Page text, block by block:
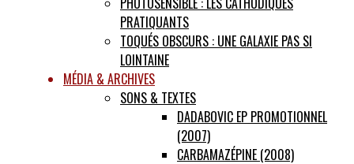
PRATIQUANTS
TOQUÉS OBSCURS : UNE GALAXIE PAS SI
LOINTAINE
MÉDIA & ARCHIVES
SONS & TEXTES
DADABOVIC EP PROMOTIONNEL
(2007)
CARBAMAZÉPINE (2008)